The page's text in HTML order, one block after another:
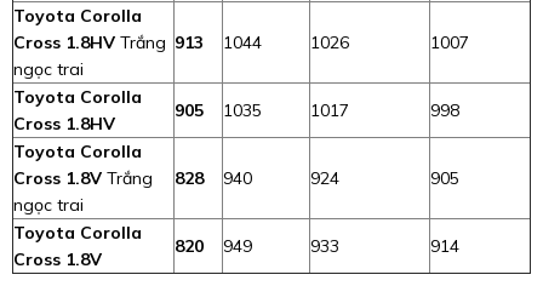
Toyota Corolla
Cross 1.8HV Trắng
ngọc trai
913 1044 1026 1007
Toyota Corolla
Cross 1.8HV
905 1035 1017
998
Toyota Corolla
Cross 1.8V Trắng
ngọc trai
828 940 924 905
Toyota Corolla
Cross 1.8V
820 949 933 914